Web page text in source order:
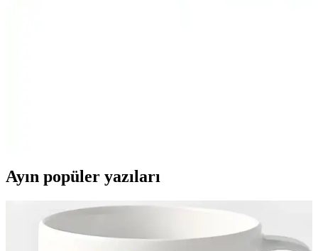
Ayın popüler yazıları